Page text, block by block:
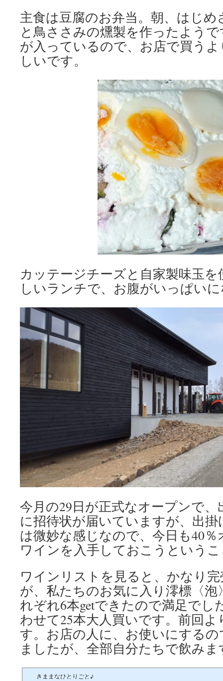
主食は豆腐のお弁当。朝、はじ
と鳥ささみの燻製を作ったよう
が入っているので、お店で買う
しいです。
カッテージチーズと自家製味玉
しいランチで、お腹がいっぱい
今月の29日が正式なオープンで
に招待状が届いていますが、出
は微妙な感じなので、今日も40
ワインを入手しておこうという
ワインリストを見ると、かなり
が、私たちのお気に入り澪標〈泡
れぞれ6本getできたので満足でし
わせて25本大人買いです。前回
す。お店の人に、お使いにする
ましたが、全部自分たちで飲み
きままなひとりごと♪